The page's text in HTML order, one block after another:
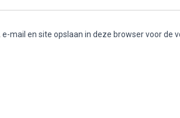
e-mail en site opslaan in deze browser voor de